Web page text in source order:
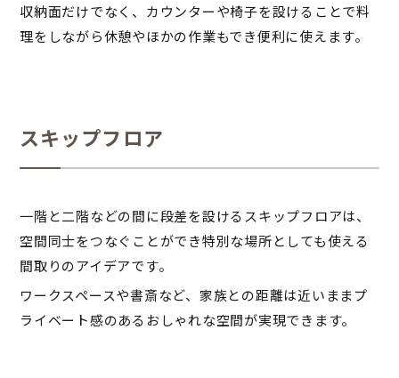
収納面だけでなく、カウンターや椅子を設けることで料
理をしながら休憩やほかの作業もでき便利に使えます。
スキップフロア
一階と二階などの間に段差を設けるスキップフロアは、
空間同士をつなぐことができ特別な場所としても使える
間取りのアイデアです。
ワークスペースや書斎など、家族との距離は近いままプ
ライベート感のあるおしゃれな空間が実現できます。